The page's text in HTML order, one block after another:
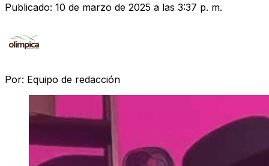
Publicado: 10 de marzo de 2025 a las 3:37 p. m.
Por: Equipo de redacción